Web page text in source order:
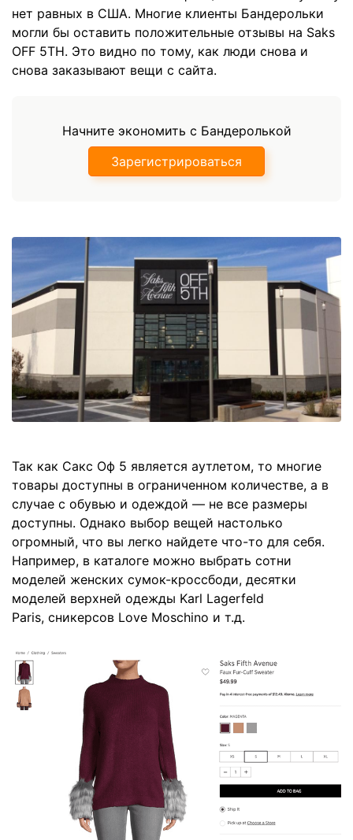
нет равных в США. Многие клиенты Бандерольки
могли бы оставить положительные отзывы на Saks
OFF 5TH. Это видно по тому, как люди снова и
снова заказывают вещи с сайта.
Начните экономить с Бандеролькой
Зарегистрироваться
Так как Сакс Оф 5 является аутлетом, то многие
товары доступны в ограниченном количестве, а в
случае с обувью и одеждой — не все размеры
доступны. Однако выбор вещей настолько
огромный, что вы легко найдете что-то для себя.
Например, в каталоге можно выбрать сотни
моделей женских сумок-кроссбоди, десятки
моделей верхней одежды Karl Lagerfeld
Paris, сникерсов Love Moschino и т.д.